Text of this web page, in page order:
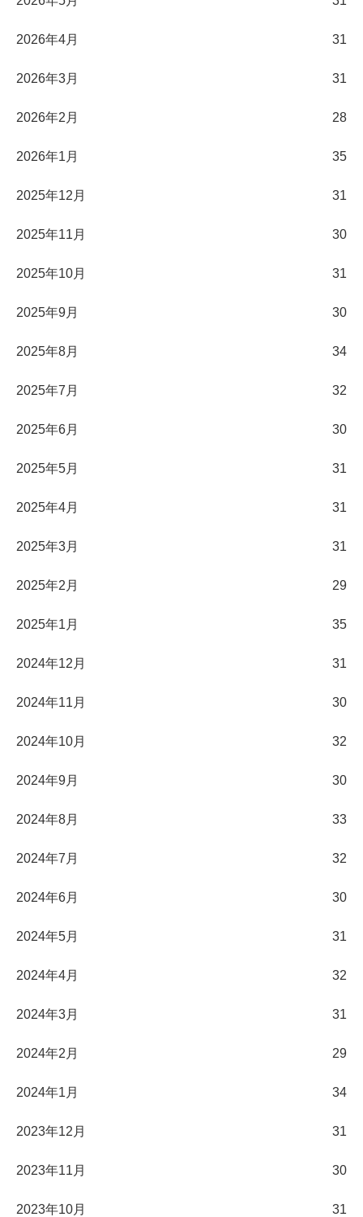
2026年4月 31
2026年3月 31
2026年2月 28
2026年1月 35
2025年12月 31
2025年11月 30
2025年10月 31
2025年9月 30
2025年8月 34
2025年7月 32
2025年6月 30
2025年5月 31
2025年4月 31
2025年3月 31
2025年2月 29
2025年1月 35
2024年12月 31
2024年11月 30
2024年10月 32
2024年9月 30
2024年8月 33
2024年7月 32
2024年6月 30
2024年5月 31
2024年4月 32
2024年3月 31
2024年2月 29
2024年1月 34
2023年12月 31
2023年11月 30
2023年10月 31